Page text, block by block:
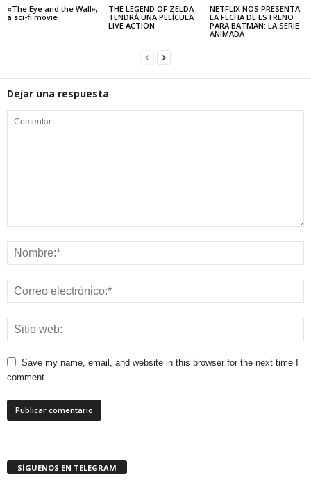
«The Eye and the Wall»,
a sci-fi movie
THE LEGEND OF ZELDA
TENDRÁ UNA PELÍCULA
LIVE ACTION
NETFLIX NOS PRESENTA
LA FECHA DE ESTRENO
PARA BATMAN: LA SERIE
ANIMADA
Dejar una respuesta
Save my name, email, and website in this browser for the next time I
comment.
SÍGUENOS EN TELEGRAM